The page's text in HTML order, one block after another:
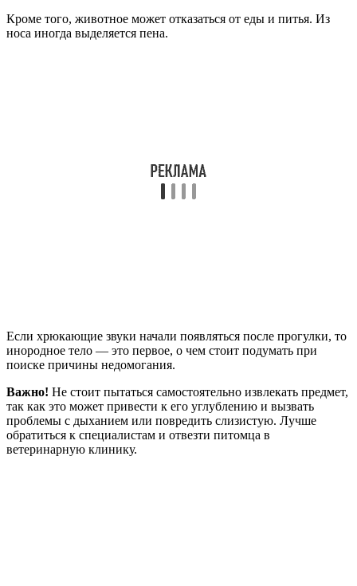
Кроме того, животное может отказаться от еды и питья. Из
носа иногда выделяется пена.
Если хрюкающие звуки начали появляться после прогулки, то
инородное тело — это первое, о чем стоит подумать при
поиске причины недомогания.
Важно! Не стоит пытаться самостоятельно извлекать предмет,
так как это может привести к его углублению и вызвать
проблемы с дыханием или повредить слизистую. Лучше
обратиться к специалистам и отвезти питомца в
ветеринарную клинику.